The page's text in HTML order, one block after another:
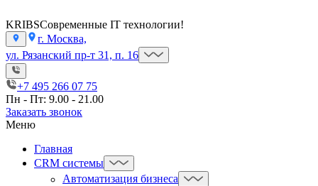
KRIBSСовременные IT технологии!
г. Москва,
ул. Рязанский пр-т 31, п. 16
+7 495 266 07 75
Пн - Пт: 9.00 - 21.00
Заказать звонок
Меню
Главная
CRM системы
Автоматизация бизнеса